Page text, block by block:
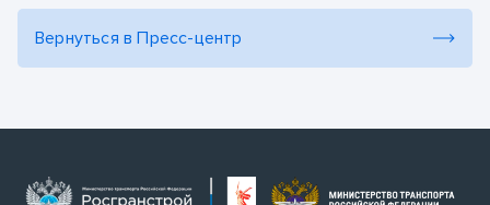
Вернуться в Пресс-центр